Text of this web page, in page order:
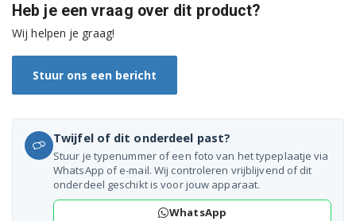
Heb je een vraag over dit product?
Wij helpen je graag!
Stuur ons een bericht
Twijfel of dit onderdeel past?
Stuur je typenummer of een foto van het typeplaatje via
WhatsApp of e-mail. Wij controleren vrijblijvend of dit
onderdeel geschikt is voor jouw apparaat.
WhatsApp